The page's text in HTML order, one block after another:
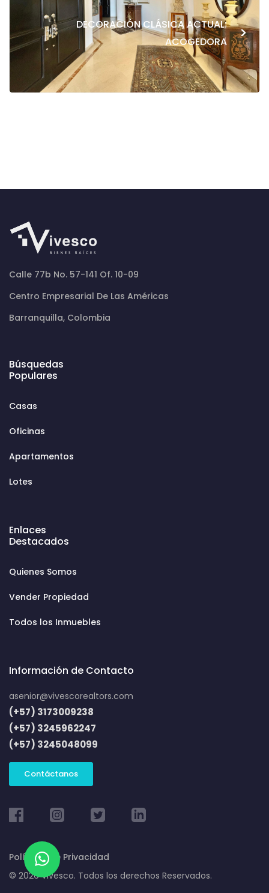
DECORACIÓN CLÁSICA ACTUAL:
ACOGEDORA
>
Calle 77b No. 57-141 Of. 10-09
Centro Empresarial De Las Américas
Barranquilla, Colombia
Búsquedas
Populares
Casas
Oficinas
Apartamentos
Lotes
Enlaces
Destacados
Quienes Somos
Vender Propiedad
Todos los Inmuebles
Información de Contacto
asenior@vivescorealtors.com
(+57) 3173009238
(+57) 3245962247
(+57) 3245048099
Contáctanos
Políticas de Privacidad
© 2026 Vivesco. Todos los derechos Reservados.